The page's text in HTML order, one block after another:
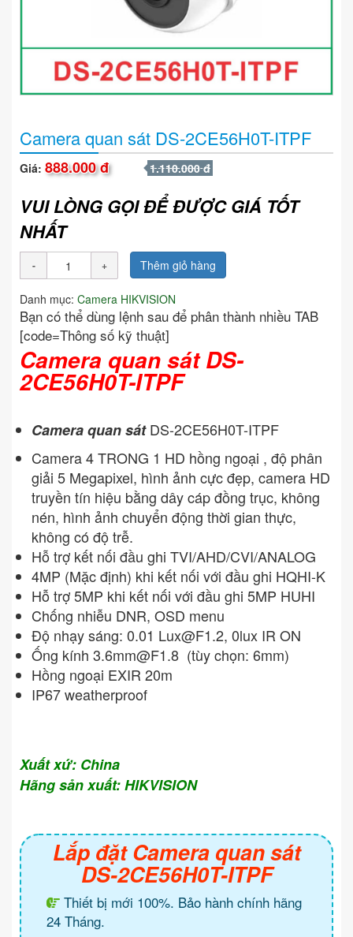
Camera quan sát DS-2CE56H0T-ITPF
Giá: 888.000 đ 1.110.000 đ
VUI LÒNG GỌI ĐỂ ĐƯỢC GIÁ TỐT
NHẤT
Thêm giỏ hàng
Danh mục: Camera HIKVISION
Bạn có thể dùng lệnh sau để phân thành nhiều TAB
[code=Thông số kỹ thuật]
Camera quan sát DS-
2CE56H0T-ITPF
Camera quan sátDS-2CE56H0T-ITPF
Camera 4 TRONG 1 HD hồng ngoại , độ phân
giải 5 Megapixel, hình ảnh cực đẹp, camera HD
truyền tín hiệu bằng dây cáp đồng trục, không
nén, hình ảnh chuyển động thời gian thực,
không có độ trễ.
Hỗ trợ kết nối đầu ghi TVI/AHD/CVI/ANALOG
4MP (Mặc định) khi kết nối với đầu ghi HQHI-K
Hỗ trợ 5MP khi kết nối với đầu ghi 5MP HUHI
Chống nhiễu DNR, OSD menu
Độ nhạy sáng: 0.01 Lux@F1.2, 0lux IR ON
Ống kính 3.6mm@F1.8 (tùy chọn: 6mm)
Hồng ngoại EXIR 20m
IP67 weatherproof
Xuất xứ: China
Hãng sản xuất: HIKVISION
Lắp đặt Camera quan sát
DS-2CE56H0T-ITPF
Thiết bị mới 100%. Bảo hành chính hãng
24 Tháng.